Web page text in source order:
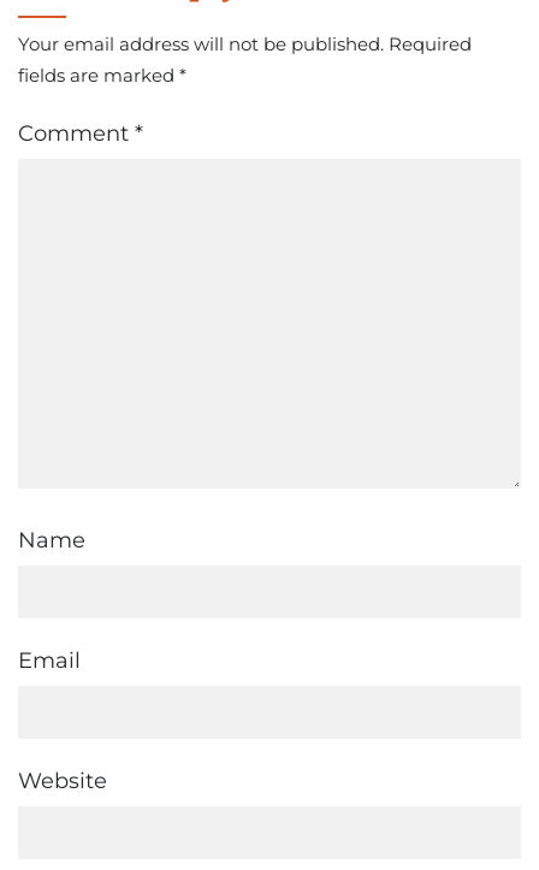
Your email address will not be published. Required
fields are marked *
Comment *
Name
Email
Website